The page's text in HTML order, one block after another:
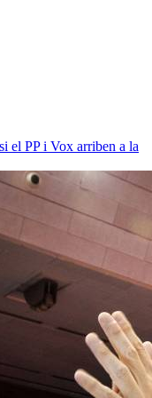
el PP i Vox arriben a la